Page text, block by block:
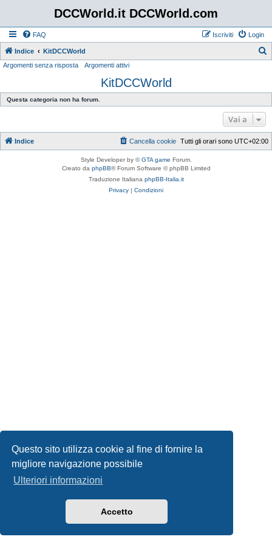
Questo sito utilizza cookie al fine di fornire la
migliore navigazione possibile
Ulteriori informazioni
Accetto
DCCWorld.it DCCWorld.com
FAQ Login
Iscriviti
Indice KitDCCWorld
c
a
Argomenti senza risposta Argomenti attivi
KitDCCWorld
Questa categoria non ha forum.
Vai a
Indice Tutti gli orari sono UTC+02:00
Cancella cookie
Style Developer by ©GTA game Forum.
Creato da phpBB® Forum Software © phpBB Limited
Traduzione Italiana phpBB-Italia.it
Privacy | Condizioni